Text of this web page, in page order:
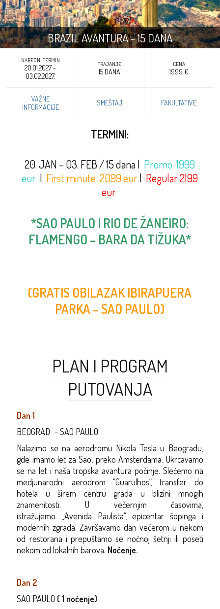
BRAZIL AVANTURA - 15 DANA
NAREDNI TERMIN
20.01.2027 -
03.02.2027.
TRAJANJE
15 DANA
CENA
1999 €
VAŽNE
INFORMACIJE
SMEŠTAJ FAKULTATIVE
TERMINI:
20. JAN – 03. FEB / 15 dana | Promo 1999
eur | First minute 2099 eur| Regular 2199
eur
*SAO PAULO I RIO DE ŽANEIRO:
FLAMENGO – BARA DA TIŽUKA*
(GRATIS OBILAZAK IBIRAPUERA
PARKA – SAO PAULO)
PLAN I PROGRAM
PUTOVANJA
Dan 1
BEOGRAD – SAO PAULO
Nalazimo se na aerodromu Nikola Tesla u Beogradu,
gde imamo let zaSao, prekoAmsterdama. Ukrcavamo
se na let i naša tropska avantura počinje. Slećemo na
medjunarodni aerodrom “Guarulhos“, transfer do
hotela u širem centru grada u blizini mnogih
znamenitosti.U večernjim časovima,
istražujemo „Avenida Paulista“, epicentar šopinga i
modernih zgrada. Završavamo dan večerom u nekom
od restorana i prepuštamo se noćnoj šetnji ili poseti
nekom od lokalnih barova. Noćenje.
Dan 2
SAO PAULO ( 1 noćenje)